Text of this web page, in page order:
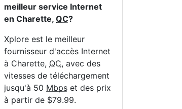
Sat 25
per month for 12 months
du contrat:12 mo.
meilleur service Internet
en Charette, QC?
Xplore est le meilleur
fournisseur d'accès Internet
à Charette, QC, avec des
vitesses de téléchargement
jusqu'à 50 Mbps et des prix
à partir de $79.99.